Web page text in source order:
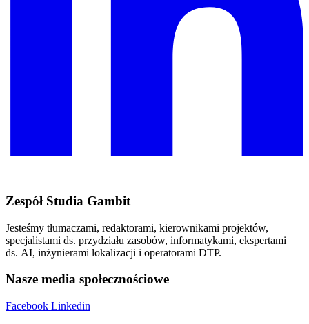
Zespół Studia Gambit
Jesteśmy tłumaczami, redaktorami, kierownikami projektów,
specjalistami ds. przydziału zasobów, informatykami, ekspertami
ds. AI, inżynierami lokalizacji i operatorami DTP.
Nasze media społecznościowe
Facebook Linkedin